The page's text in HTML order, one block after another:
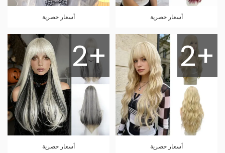
أسعار حصرية أسعار حصرية
2+
أسعار حصرية
2+
أسعار حصرية